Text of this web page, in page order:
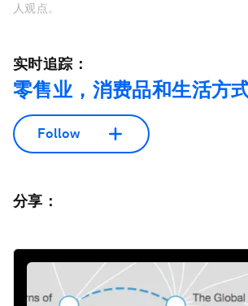
人观点。
实时追踪：
零售业，消费品和生活方
Follow
分享：